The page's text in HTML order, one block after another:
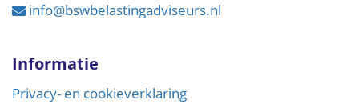
info@bswbelastingadviseurs.nl
Informatie
Privacy- en cookieverklaring